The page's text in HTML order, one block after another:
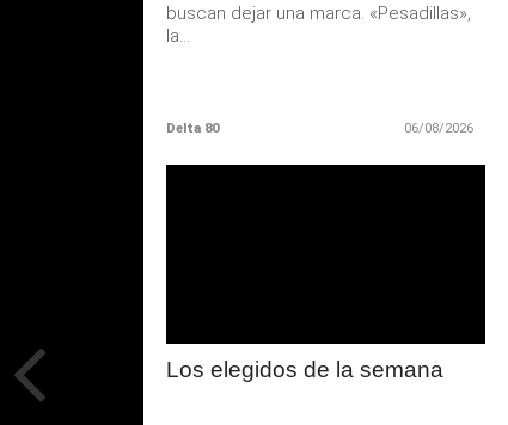
buscan dejar una marca. «Pesadillas»,
la...
Delta 80 06/08/2026
Los elegidos de la semana